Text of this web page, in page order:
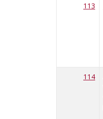
113
114